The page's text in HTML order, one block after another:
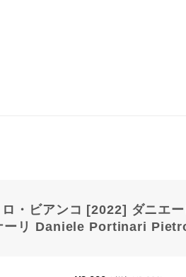
・ビアンコ [2022] ダニエ
ーリ Daniele Portinari